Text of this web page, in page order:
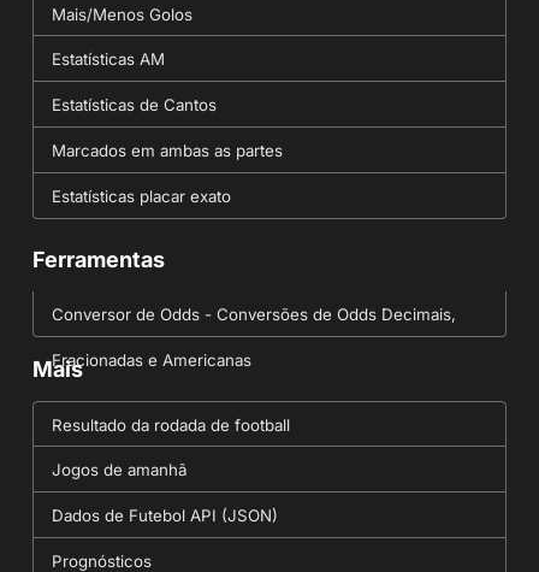
Mais/Menos Golos
Estatísticas AM
Estatísticas de Cantos
Marcados em ambas as partes
Estatísticas placar exato
Ferramentas
Conversor de Odds - Conversões de Odds Decimais,
Fracionadas e Americanas
Mais
Resultado da rodada de football
Jogos de amanhã
Dados de Futebol API (JSON)
Prognósticos